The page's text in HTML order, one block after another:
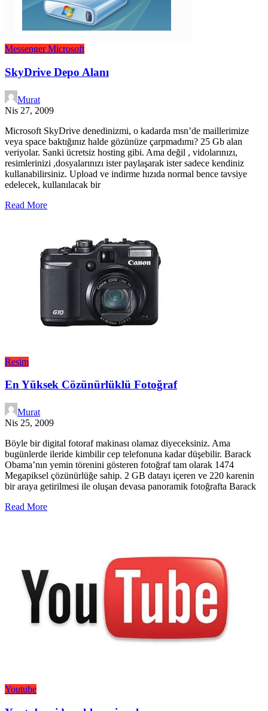
MessengerMicrosoft
SkyDrive Depo Alanı
Murat
Nis 27, 2009
Microsoft SkyDrive denedinizmi, o kadarda msn’de maillerimize
veya space baktığınız halde gözünüze çarpmadımı? 25 Gb alan
veriyolar. Sanki ücretsiz hosting gibi. Ama değil , vidolarınızı,
resimlerinizi ,dosyalarınızı ister paylaşarak ister sadece kendiniz
kullanabilirsiniz. Upload ve indirme hızıda normal bence tavsiye
edelecek, kullanılacak bir
Read More
Resim
En Yüksek Cözünürlüklü Fotoğraf
Murat
Nis 25, 2009
Böyle bir digital fotoraf makinası olamaz diyeceksiniz. Ama
bugünlerde ileride kimbilir cep telefonuna kadar düşebilir. Barack
Obama’nın yemin törenini gösteren fotoğraf tam olarak 1474
Megapiksel çözünürlüğe sahip. 2 GB datayı içeren ve 220 karenin
bir araya getirilmesi ile oluşan devasa panoramik fotoğrafta Barack
Read More
Youtube